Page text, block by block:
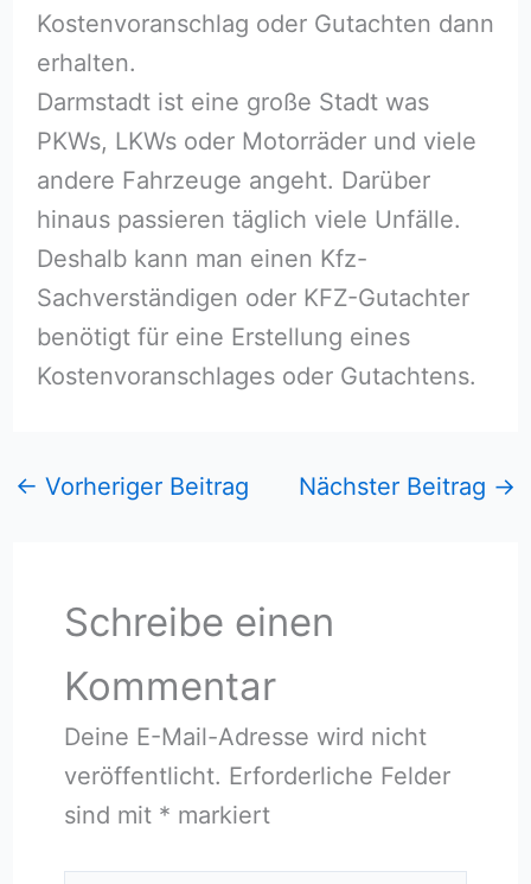
Kostenvoranschlag oder Gutachten dann
erhalten.
Darmstadt ist eine große Stadt was
PKWs, LKWs oder Motorräder und viele
andere Fahrzeuge angeht. Darüber
hinaus passieren täglich viele Unfälle.
Deshalb kann man einen Kfz-
Sachverständigen oder KFZ-Gutachter
benötigt für eine Erstellung eines
Kostenvoranschlages oder Gutachtens.
← Vorheriger Beitrag Nächster Beitrag →
Schreibe einen
Kommentar
Deine E-Mail-Adresse wird nicht
veröffentlicht. Erforderliche Felder
sind mit * markiert